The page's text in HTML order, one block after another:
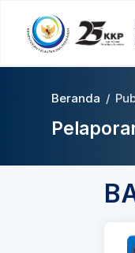
Beranda /